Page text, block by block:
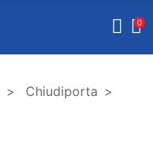
0
Chiudiporta